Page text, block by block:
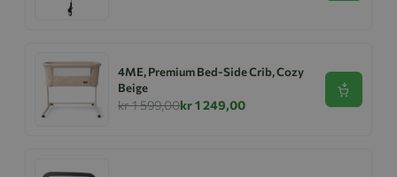
4ME, Premium Bed-Side Crib, Cozy
Beige
kr 1 599,00kr 1 249,00
Se